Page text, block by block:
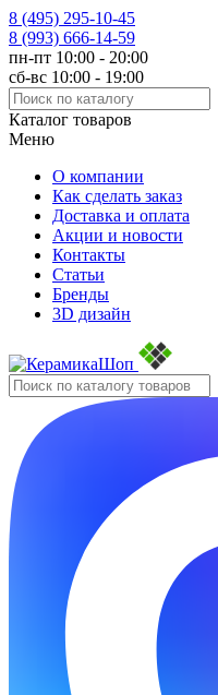
8 (495) 295-10-45
8 (993) 666-14-59
пн-пт 10:00 - 20:00
сб-вс 10:00 - 19:00
Каталог товаров
Меню
О компании
Как сделать заказ
Доставка и оплата
Акции и новости
Контакты
Статьи
Бренды
3D дизайн